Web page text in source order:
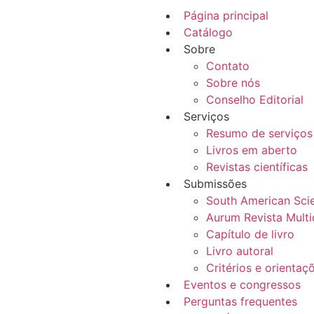
Página principal
Catálogo
Sobre
Contato
Sobre nós
Conselho Editorial
Serviços
Resumo de serviços
Livros em aberto
Revistas científicas
Submissões
South American
Aurum Revista
Capítulo de livro
Livro autoral
Critérios e
Eventos e congressos
Perguntas frequentes